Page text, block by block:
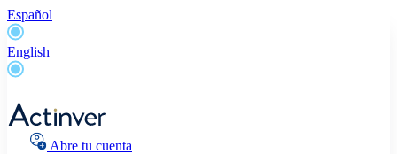
Español
English
Abre tu cuenta